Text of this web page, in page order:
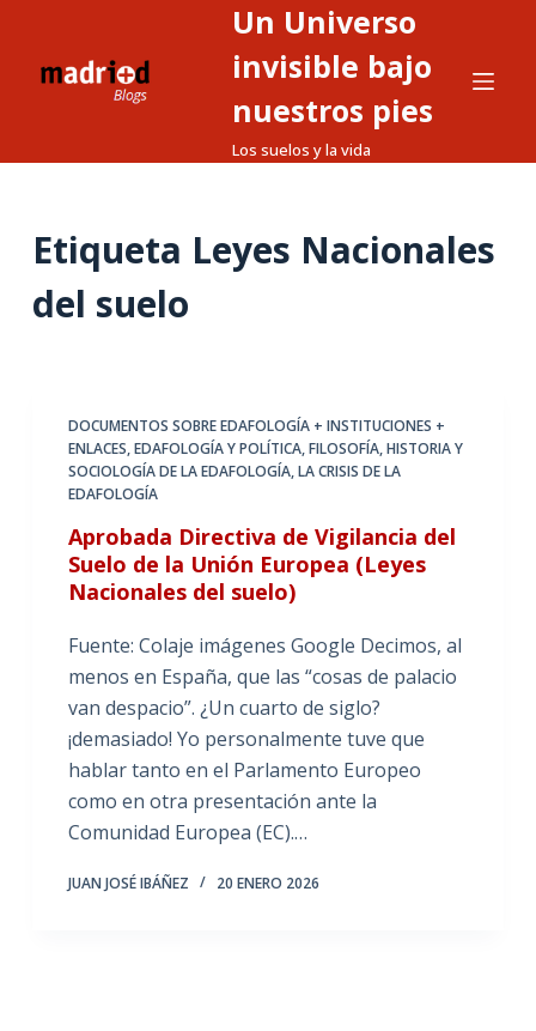
o
Un Universo
invisible bajo
nuestros pies
Los suelos y la vida
Etiqueta Leyes Nacionales
del suelo
DOCUMENTOS SOBRE EDAFOLOGÍA + INSTITUCIONES +
ENLACES,EDAFOLOGÍA Y POLÍTICA,FILOSOFÍA, HISTORIA Y
SOCIOLOGÍA DE LA EDAFOLOGÍA,LA CRISIS DE LA
EDAFOLOGÍA
Aprobada Directiva de Vigilancia del
Suelo de la Unión Europea (Leyes
Nacionales del suelo)
Fuente: Colaje imágenes Google Decimos, al
menos en España, que las “cosas de palacio
van despacio”. ¿Un cuarto de siglo?
¡demasiado! Yo personalmente tuve que
hablar tanto en el Parlamento Europeo
como en otra presentación ante la
Comunidad Europea (EC).…
JUAN JOSÉ IBÁÑEZ 20 ENERO 2026